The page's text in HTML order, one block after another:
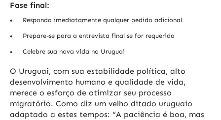
Fase final:
Responda imediatamente qualquer pedido adicional
Prepare-se para a entrevista final se for requerida
Celebre sua nova vida no Uruguai
O Uruguai, com sua estabilidade política, alto
desenvolvimento humano e qualidade de vida,
merece o esforço de otimizar seu processo
migratório. Como diz um velho ditado uruguaio
adaptado a estes tempos: “A paciência é boa, mas